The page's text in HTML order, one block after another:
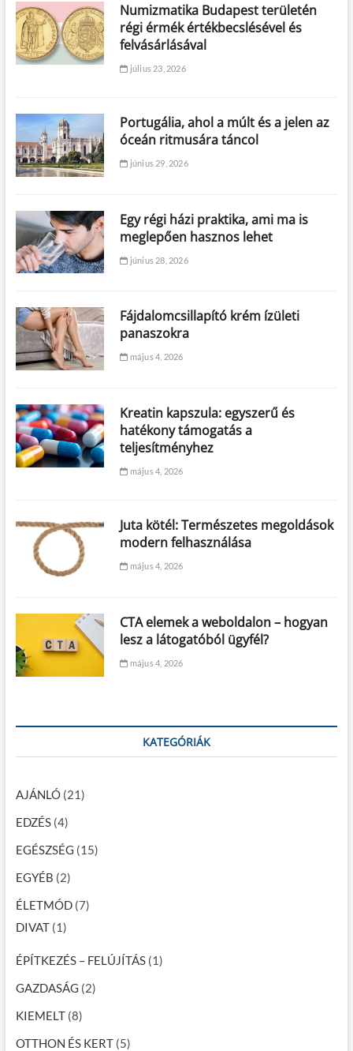
Numizmatika Budapest területén
régi érmék értékbecslésével és
felvásárlásával
július 23, 2026
Portugália, ahol a múlt és a jelen az
óceán ritmusára táncol
június 29, 2026
Egy régi házi praktika, ami ma is
meglepően hasznos lehet
június 28, 2026
Fájdalomcsillapító krém ízületi
panaszokra
május 4, 2026
Kreatin kapszula: egyszerű és
hatékony támogatás a
teljesítményhez
május 4, 2026
Juta kötél: Természetes megoldások
modern felhasználása
május 4, 2026
CTA elemek a weboldalon – hogyan
lesz a látogatóból ügyfél?
május 4, 2026
KATEGÓRIÁK
AJÁNLÓ(21)
EDZÉS(4)
EGÉSZSÉG (15)
EGYÉB (2)
ÉLETMÓD(7)
DIVAT(1)
ÉPÍTKEZÉS – FELÚJÍTÁS(1)
GAZDASÁG (2)
KIEMELT(8)
OTTHON ÉS KERT(5)